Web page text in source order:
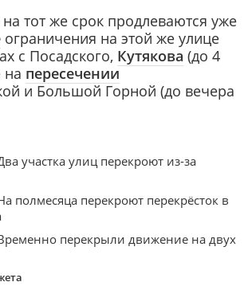
тот же срок продлеваются уже
ограничения на этой же улице
с Посадского, Кутякова (до 4
на пересечении
и Большой Горной (до вечера
участка улиц перекроют из-за
полмесяца перекроют перекрёсток в
перекрыли движение на двух